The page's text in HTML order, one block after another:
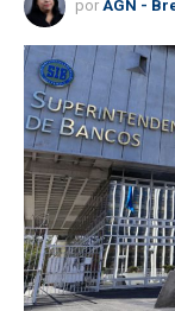
por AGN -